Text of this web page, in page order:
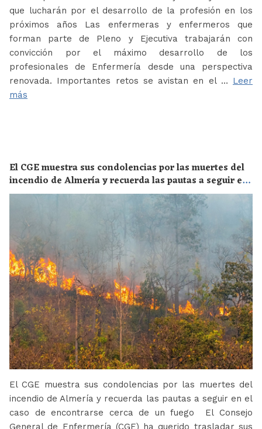
que lucharán por el desarrollo de la profesión en los
próximos años Las enfermeras y enfermeros que
forman parte de Pleno y Ejecutiva trabajarán con
convicción por el máximo desarrollo de los
profesionales de Enfermería desde una perspectiva
renovada. Importantes retos se avistan en el … Leer
más
El CGE muestra sus condolencias por las muertes del
incendio de Almería y recuerda las pautas a seguir en
el caso de encontrarse cerca de un fuego
El CGE muestra sus condolencias por las muertes del
incendio de Almería y recuerda las pautas a seguir en el
caso de encontrarse cerca de un fuego El Consejo
General de Enfermería (CGE) ha querido trasladar sus